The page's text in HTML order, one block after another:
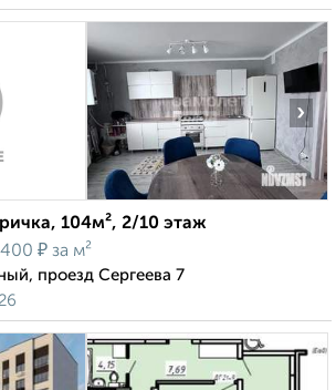
›
104м², 2/10 этаж
₽ за м²
проезд Сергеева 7